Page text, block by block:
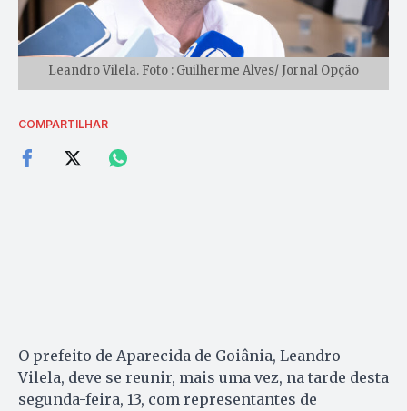
Leandro Vilela. Foto : Guilherme Alves/ Jornal Opção
COMPARTILHAR
O prefeito de Aparecida de Goiânia, Leandro
Vilela, deve se reunir, mais uma vez, na tarde desta
segunda-feira, 13, com representantes de